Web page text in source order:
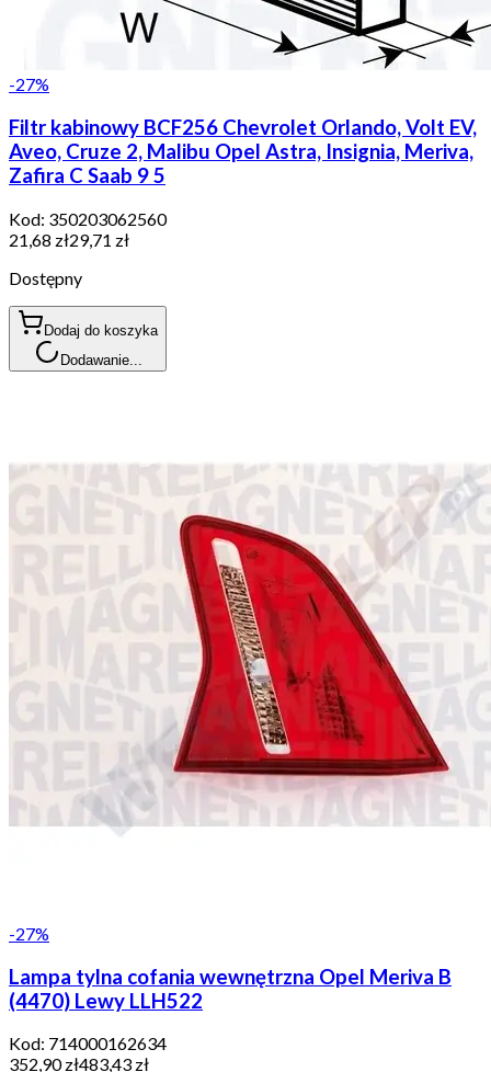
-27%
Filtr kabinowy BCF256 Chevrolet Orlando, Volt EV,
Aveo, Cruze 2, Malibu Opel Astra, Insignia, Meriva,
Zafira C Saab 9 5
Kod: 350203062560
21,68 zł29,71 zł
Dostępny
Dodaj do koszyka
Dodawanie...
-27%
Lampa tylna cofania wewnętrzna Opel Meriva B
(4470) Lewy LLH522
Kod: 714000162634
352,90 zł483,43 zł